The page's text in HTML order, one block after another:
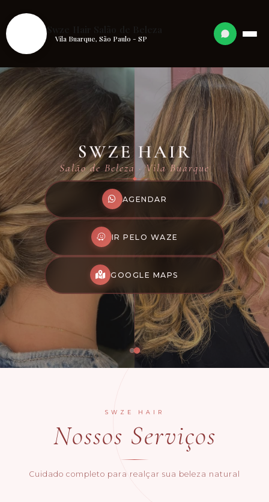
Vila Buarque, São Paulo - SP
SWZE HAIR
Salão de Beleza · Vila Buarque
AGENDAR
IR PELO WAZE
GOOGLE MAPS
SWZE HAIR
Nossos Serviços
Cuidado completo para realçar sua beleza natural